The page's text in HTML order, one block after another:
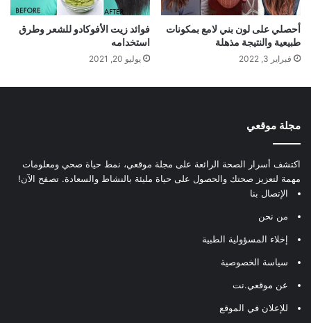
أحصلي على لون بني لامع بمكونات
طبيعية والنتيجة مذهلة
فبراير 3, 2022
فوائد زيت الأفوكادو للشعر وطرق
استخدامه
يوليو 20, 2021
مجلة موقعي
اكتشف أسرار الصحة الرائعة على مجلة موقعي، نمط حياة صحي ومعلومات
مهمة لتعزيز صحتك والحصول على حياة مليئة بالنشاط والسعادة. تصفح الآن!
الإتصال بنا
من نحن
إخلاء المسؤولية الطبية
سياسة الخصوصية
عن موقعي.نت
للإعلان في الموقع